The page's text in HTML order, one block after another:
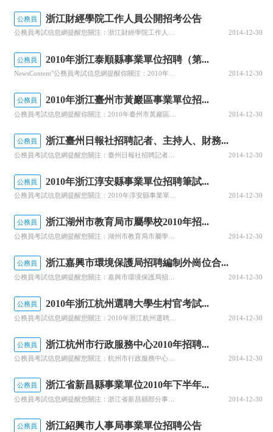
公務員 浙江財經學院工作人員公開招考公告
公務員考試信息網提醒您關注：浙江財經學院工作人員公開招考公告網上注冊及報名。時間：2010年7月14日9：00--18日16：00。應聘人員在浙江人事考試網（www.zjks.com）注冊個人真實信息后，選擇單位和崗位進行報名，逾期不再受理注冊及報名。每個應聘人員限報一個職位。僅注冊不報職位，視作報名無效。2．資格初審。時間：2010年7月14日--19日。招聘單位在應聘人員報名后1天內上網完成資 2014-12-30
公務員 2010年浙江泰順縣事業單位招聘（第...
2014-12-30
公務員 2010年浙江臺州市黃巖區事業單位招...
2014-12-30
公務員 浙江臺州日報社招聘記者、主持人、財務...
2014-12-30
公務員 2010年浙江淳安縣事業單位招聘筆試...
2014-12-30
公務員 浙江湖州市教育局市屬學校2010年招...
公務員考試信息網提醒您關注：湖州市教育局市屬學校2010年招聘教師啟事報名方式、時間和地點報名全部采用現場報名方式進行。報名時間：2010年7月21日（星期三）8:30—15:30報名地點：湖州市人才市場（陵陽路216號）。報名時須提交本人學歷證書、本人身份證、教師資格證書等相關證件（證明）的原件及復印件，本人近期免冠證件照1張。根據湖州市市屬事業單位招考工作的統一安排和市教育系統的實 2014-12-30
公務員 浙江嘉興市環境保護局招聘編制外崗位合...
2014-12-30
公務員 2010年浙江杭州選聘大學生村官考試...
2014-12-30
公務員 浙江杭州市行政服務中心2010年招聘...
公務員考試信息網提醒您關注：杭州市行政服務中心所屬事業單位招聘工作人員公告報名1、報名時間：2010年7月26日（上午9：00-11：30，下午14：00-16：00）。2、報名地點：杭州市人才市場（杭州市體育場路335號）3、報名方式：在規定時間內持本人簡歷、學歷證書、身份證、戶口本和相關證明材料原件及復印件一份，近期正面免冠1寸照片2張，到現場進行報名。4、報考人數不足招聘職位計劃3倍的，不開 2014-12-30
公務員 浙江省新昌縣事業單位2010年下半年...
公務員考試信息網提醒您關注：浙江省新昌縣部分事業單位2010年下半年公開招聘工作人員的公告報名時間、地點、手續報名時間：2010年7月25日（一天），上午8：30至下午5：00。報名地點：新昌縣人才市場（新昌賓館前廳二樓）。報名手續：2010年普通高校應屆畢業生須隨帶本人畢業證書、報到證、戶口遷移證、身份證等相關證件（證明）原件及復印件;社會人員應提供本人畢業證書、身份證、戶口簿（或印有本人戶口信 2014-12-30
公務員 浙江紹興市人事局事業單位招聘公告